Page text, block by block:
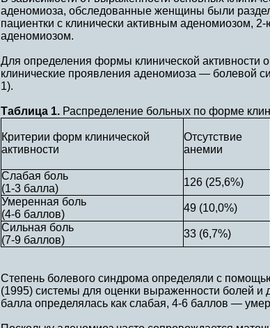
аденомиоза, обследованные женщины были
пациентки с клинически активным аденомиозом,
аденомиозом.
Для определения формы клинической активности
клинические проявления аденомиоза — болевой
1).
Таблица 1. Распределение больных по форме
Критерии форм клинической
активности
Отсутствие
анемии
Слабая боль
(1-3 балла)
126 (25,6%)
Умеренная боль
(4-6 баллов)
49 (10,0%)
Сильная боль
(7-9 баллов)
33 (6,7%)
Степень болевого синдрома определяли с
(1995) системы для оценки выраженности болей и
балла определялась как слабая, 4-6 баллов —